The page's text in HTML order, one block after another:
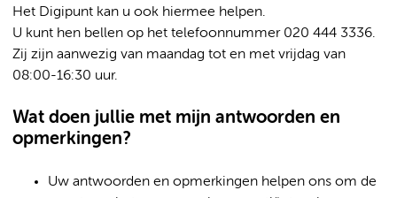
Het Digipunt kan u ook hiermee helpen.
U kunt hen bellen op het telefoonnummer 020 444 3336.
Zij zijn aanwezig van maandag tot en met vrijdag van
08:00-16:30 uur.
Wat doen jullie met mijn antwoorden en
opmerkingen?
Uw antwoorden en opmerkingen helpen ons om de